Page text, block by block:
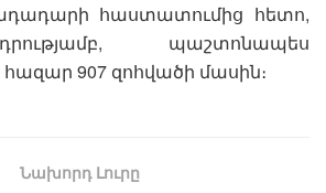
հաստատումից հետո,
պաշտոնապես
907 զոհվածի մասին։
Նախորդ Լուրը